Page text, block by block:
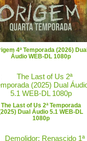
4ª Temporada (2026) Dual
Áudio WEB-DL 1080p
The Last of Us 2ª Temporada
Dual Áudio 5.1 WEB-DL
1080p